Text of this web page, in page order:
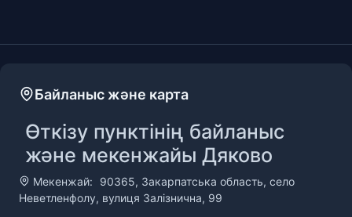
Байланыс және карта
Өткізу пунктінің байланыс
және мекенжайы Дяково
Мекенжай:
90365, Закарпатська область, село
Неветленфолу, вулиця Залізнична, 99